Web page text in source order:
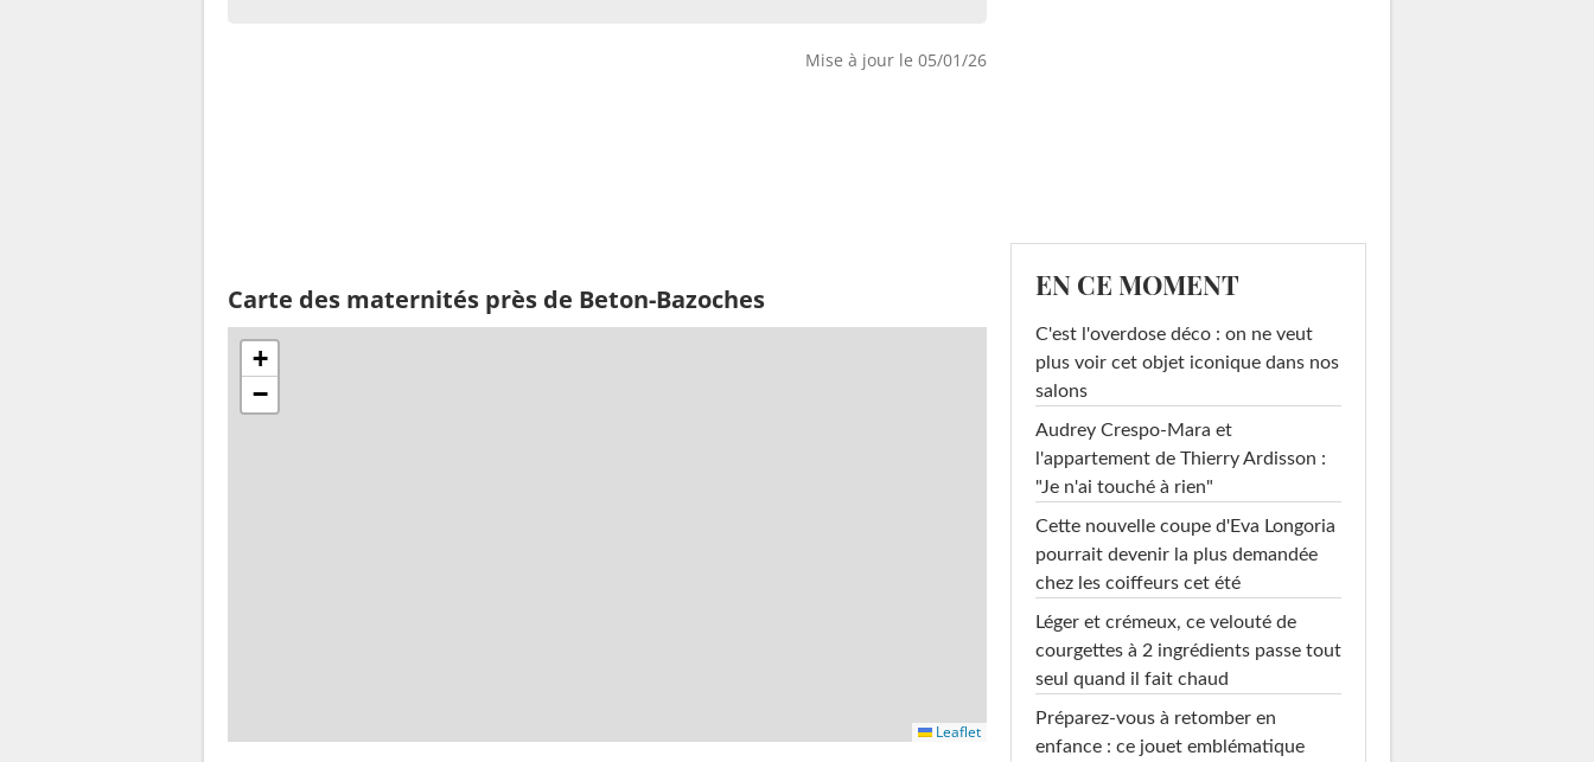
Mise à jour le 05/01/26
Carte des maternités près de Beton-Bazoches
+
−
Leaflet
EN CE MOMENT
C'est l'overdose déco : on ne veut
plus voir cet objet iconique dans nos
salons
Audrey Crespo-Mara et
l'appartement de Thierry Ardisson :
"Je n'ai touché à rien"
Cette nouvelle coupe d'Eva Longoria
pourrait devenir la plus demandée
chez les coiffeurs cet été
Léger et crémeux, ce velouté de
courgettes à 2 ingrédients passe tout
seul quand il fait chaud
Préparez-vous à retomber en
enfance : ce jouet emblématique